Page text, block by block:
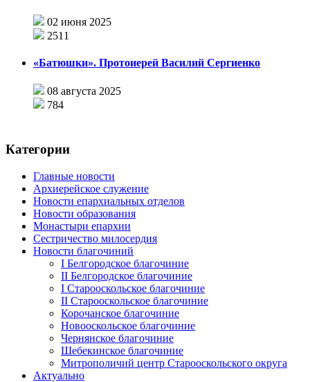
02 июня 2025
2511
«Батюшки». Протоиерей Василий Сергиенко
08 августа 2025
784
Категории
Главные новости
Архиерейское служение
Новости епархиальных отделов
Новости образования
Монастыри епархии
Сестричество милосердия
Новости благочиний
I Белгородское благочиние
II Белгородское благочиние
I Старооскольское благочиние
II Старооскольское благочиние
Корочанское благочиние
Новооскольское благочиние
Чернянское благочиние
Шебекинское благочиние
Митрополичий центр Старооскольского округа
Актуально